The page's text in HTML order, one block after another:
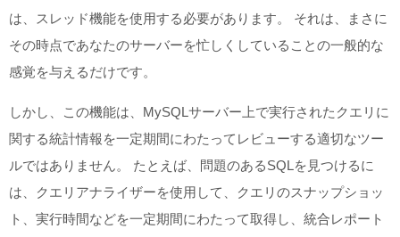
は、スレッド機能を使用する必要があります。 それは、まさに
その時点であなたのサーバーを忙しくしていることの一般的な
感覚を与えるだけです。
しかし、この機能は、MySQLサーバー上で実行されたクエリに
関する統計情報を一定期間にわたってレビューする適切なツー
ルではありません。 たとえば、問題のあるSQLを見つけるに
は、クエリアナライザーを使用して、クエリのスナップショッ
ト、実行時間などを一定期間にわたって取得し、統合レポート